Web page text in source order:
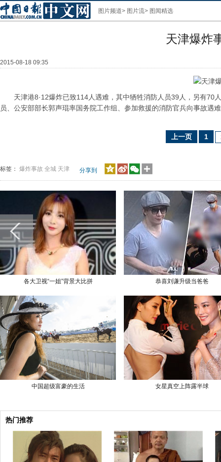
图片频道> 图片流> 图闻精选
天津爆炸
2015-08-18 09:35
天津港8·12爆炸已致114人遇难，其中牺牲消防人员39人，另有70
员、公安部部长郭声琨率国务院工作组、参加救援的消防官兵向事故遇
上一页 1
标签： 爆炸事故 全城 天津 分享到
各大卫视“一姐”背景大比拼
中国超级富豪的生活
恭喜刘谦升级当爸爸
女星真空上阵露半球
热门推荐